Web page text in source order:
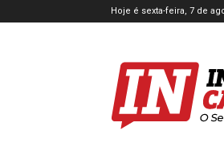
Hoje é sexta-feira, 7 de